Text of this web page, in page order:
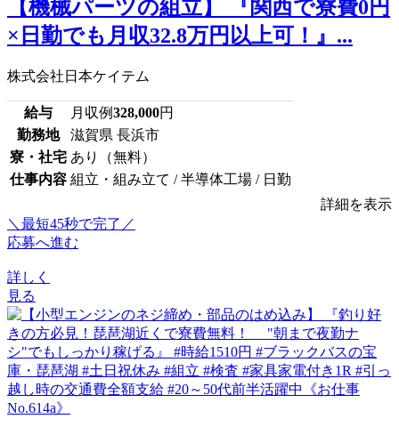
【機械パーツの組立】 『関西で寮費0円
×日勤でも月収32.8万円以上可！』...
株式会社日本ケイテム
給与 月収例328,000円
勤務地
滋賀県 長浜市
寮・社宅 あり（無料）
仕事内容 組立・組み立て / 半導体工場 / 日勤
詳細を表示
＼最短45秒で完了／
応募へ進む
詳しく
見る